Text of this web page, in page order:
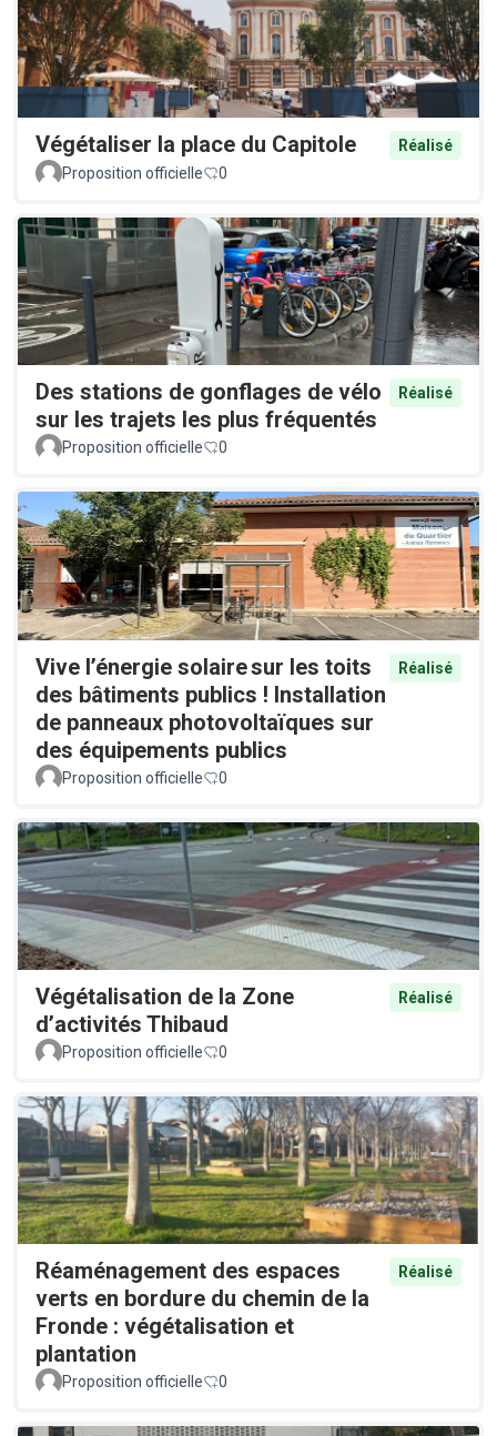
Végétaliser la place du Capitole
Réalisé
Proposition officielle
0
Des stations de gonflages de vélo
sur les trajets les plus fréquentés
Réalisé
Proposition officielle 0
Vive l’énergie solaire sur les toits
des bâtiments publics ! Installation
de panneaux photovoltaïques sur
des équipements publics
Réalisé
Proposition officielle 0
Végétalisation de la Zone
d’activités Thibaud
Réalisé
Proposition officielle 0
Réaménagement des espaces
verts en bordure du chemin de la
Fronde : végétalisation et
plantation
Réalisé
Proposition officielle 0